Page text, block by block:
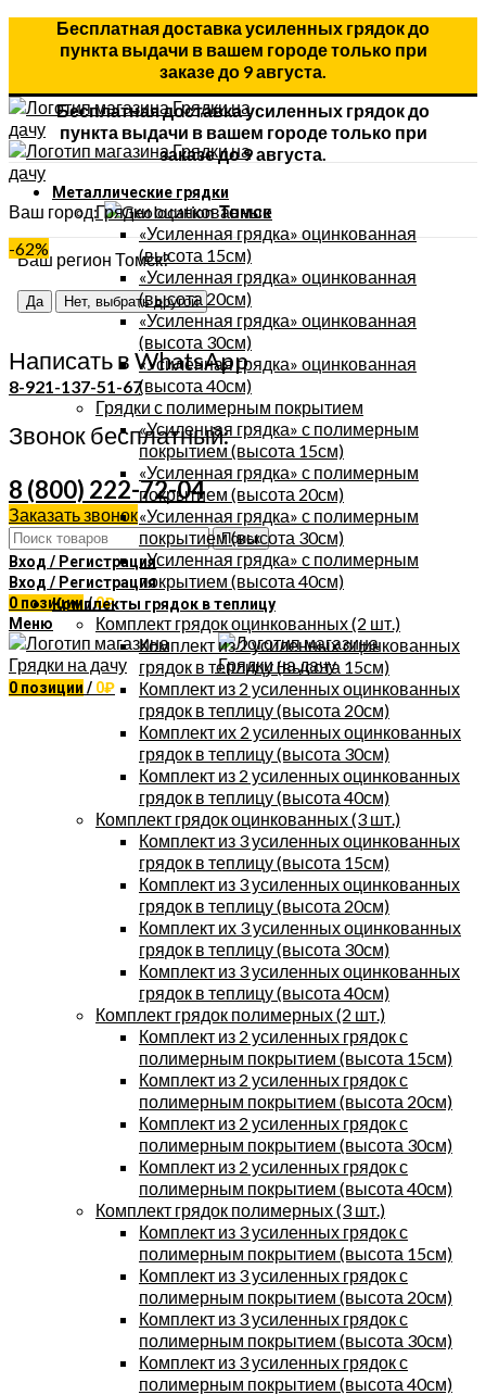
Бесплатная доставка усиленных грядок до
пункта выдачи в вашем городе только при
заказе до 9 августа.
Бесплатная доставка усиленных грядок до
пункта выдачи в вашем городе только при
заказе до 9 августа.
Ваш город: Томск
Ваш регион Томск?
Да Нет, выбрать другой
Написать в WhatsApp
8-921-137-51-67
Звонок бесплатный:
8 (800) 222-72-04
Заказать звонок
Поиск
Вход / Регистрация
Вход / Регистрация
0 позиции /0₽
Меню
0 позиции / 0₽
Металлические грядки
Грядки оцинкованные
«Усиленная грядка» оцинкованная
(высота 15см)
«Усиленная грядка» оцинкованная
(высота 20см)
«Усиленная грядка» оцинкованная
(высота 30см)
«Усиленная грядка» оцинкованная
(высота 40см)
Грядки с полимерным покрытием
«Усиленная грядка» с полимерным
покрытием (высота 15см)
«Усиленная грядка» с полимерным
покрытием (высота 20см)
«Усиленная грядка» с полимерным
покрытием (высота 30см)
«Усиленная грядка» с полимерным
покрытием (высота 40см)
Комплекты грядок в теплицу
Комплект грядок оцинкованных (2 шт.)
Комплект из 2 усиленных оцинкованных
грядок в теплицу (высота 15см)
Комплект из 2 усиленных оцинкованных
грядок в теплицу (высота 20см)
Комплект их 2 усиленных оцинкованных
грядок в теплицу (высота 30см)
Комплект из 2 усиленных оцинкованных
грядок в теплицу (высота 40см)
Комплект грядок оцинкованных (3 шт.)
Комплект из 3 усиленных оцинкованных
грядок в теплицу (высота 15см)
Комплект из 3 усиленных оцинкованных
грядок в теплицу (высота 20см)
Комплект их 3 усиленных оцинкованных
грядок в теплицу (высота 30см)
Комплект из 3 усиленных оцинкованных
грядок в теплицу (высота 40см)
Комплект грядок полимерных (2 шт.)
Комплект из 2 усиленных грядок с
полимерным покрытием (высота 15см)
Комплект из 2 усиленных грядок с
полимерным покрытием (высота 20см)
Комплект из 2 усиленных грядок с
полимерным покрытием (высота 30см)
Комплект из 2 усиленных грядок с
полимерным покрытием (высота 40см)
Комплект грядок полимерных (3 шт.)
Комплект из 3 усиленных грядок с
полимерным покрытием (высота 15см)
Комплект из 3 усиленных грядок с
полимерным покрытием (высота 20см)
Комплект из 3 усиленных грядок с
полимерным покрытием (высота 30см)
Комплект из 3 усиленных грядок с
полимерным покрытием (высота 40см)
-62%